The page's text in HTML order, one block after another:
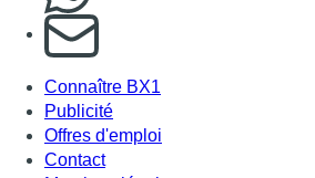
S'abonner à notre newsletter
Connaître BX1
Publicité
Offres d'emploi
Contact